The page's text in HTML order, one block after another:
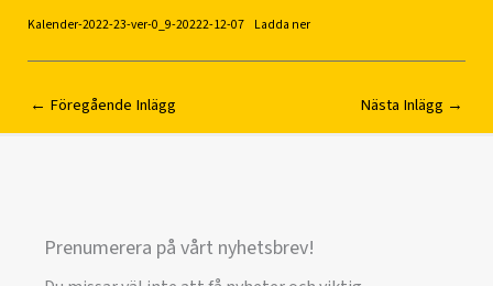
Kalender-2022-23-ver-0_9-20222-12-07 Ladda ner
← Föregående Inlägg Nästa Inlägg →
Prenumerera på vårt nyhetsbrev!